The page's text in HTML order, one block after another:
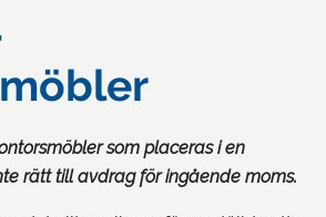
som placeras i en
rätt till avdrag för ingående moms.